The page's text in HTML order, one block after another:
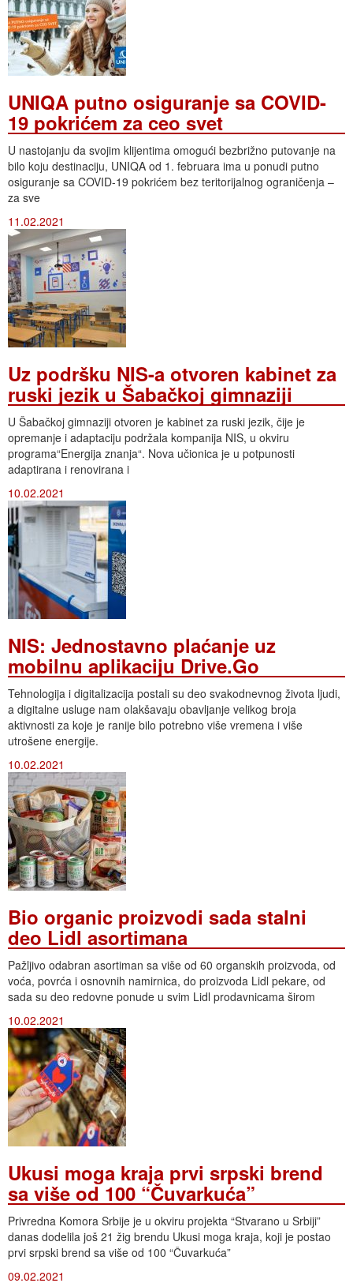
UNIQA putno osiguranje sa COVID-
19 pokrićem za ceo svet
U nastojanju da svojim klijentima omogući bezbrižno putovanje na
bilo koju destinaciju, UNIQA od 1. februara ima u ponudi putno
osiguranje sa COVID-19 pokrićem bez teritorijalnog ograničenja –
za sve
11.02.2021
Uz podršku NIS-a otvoren kabinet za
ruski jezik u Šabačkoj gimnaziji
U Šabačkoj gimnaziji otvoren je kabinet za ruski jezik, čije je
opremanje i adaptaciju podržala kompanija NIS, u okviru
programa“Energija znanja“. Nova učionica je u potpunosti
adaptirana i renovirana i
10.02.2021
NIS: Jednostavno plaćanje uz
mobilnu aplikaciju Drive.Go
Tehnologija i digitalizacija postali su deo svakodnevnog života ljudi,
a digitalne usluge nam olakšavaju obavljanje velikog broja
aktivnosti za koje je ranije bilo potrebno više vremena i više
utrošene energije.
10.02.2021
Bio organic proizvodi sada stalni
deo Lidl asortimana
Pažljivo odabran asortiman sa više od 60 organskih proizvoda, od
voća, povrća i osnovnih namirnica, do proizvoda Lidl pekare, od
sada su deo redovne ponude u svim Lidl prodavnicama širom
10.02.2021
Ukusi moga kraja prvi srpski brend
sa više od 100 “Čuvarkuća”
Privredna Komora Srbije je u okviru projekta “Stvarano u Srbiji”
danas dodelila još 21 žig brendu Ukusi moga kraja, koji je postao
prvi srpski brend sa više od 100 “Čuvarkuća”
09.02.2021